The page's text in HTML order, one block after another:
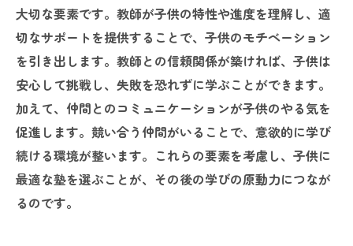
大切な要素です。教師が子供の特性や進度を理解し、適
切なサポートを提供することで、子供のモチベーション
を引き出します。教師との信頼関係が築ければ、子供は
安心して挑戦し、失敗を恐れずに学ぶことができます。
加えて、仲間とのコミュニケーションが子供のやる気を
促進します。競い合う仲間がいることで、意欲的に学び
続ける環境が整います。これらの要素を考慮し、子供に
最適な塾を選ぶことが、その後の学びの原動力につなが
るのです。